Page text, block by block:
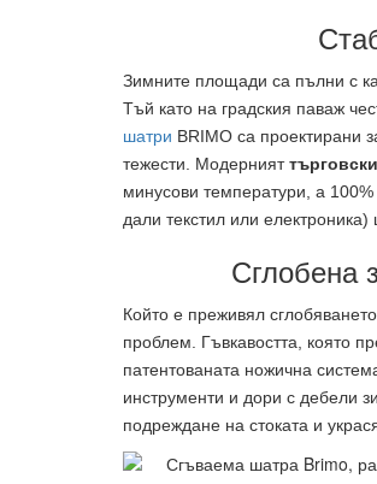
Зимните площади са пълни с
Тъй като на градския паваж
шатри BRIMO са проектирани
тежести. Модерният
минусови температури, а 100%
дали текстил или електроника)
Сглобена
Който е преживял
проблем. Гъвкавостта, която
патентованата ножична
инструменти и дори с дебели
подреждане на стоката и